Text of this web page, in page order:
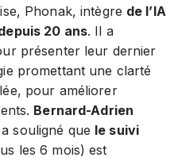
Phonak, intègre de l’IA
20 ans. Il a
présenter leur dernier
promettant une clarté
pour améliorer
Bernard-Adrien
souligné que le suivi
les 6 mois) est